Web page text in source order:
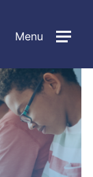
Menu